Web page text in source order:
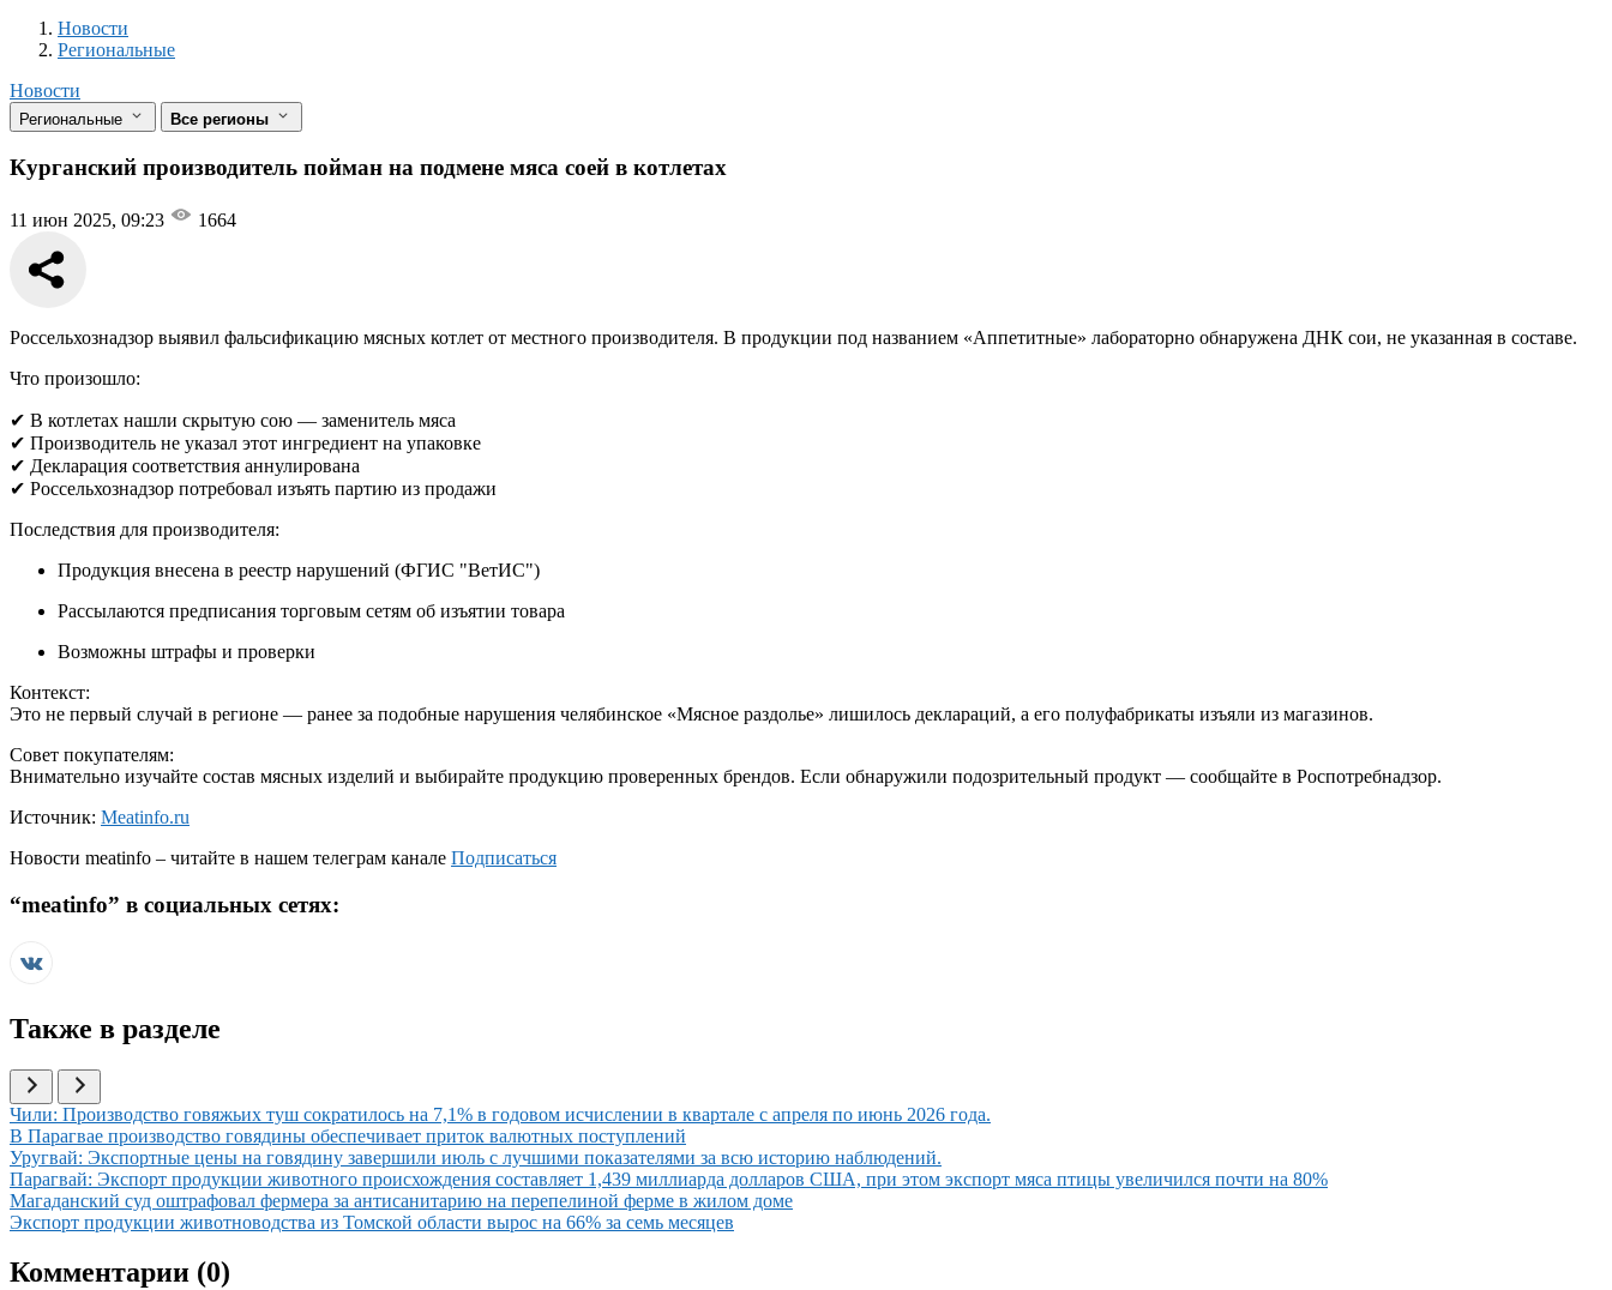
Новости
Разделы
Новости
Региональные
Новости
Региональные Все регионы
Курганский производитель пойман на подмене мяса соей в котлетах
11 июн 2025, 09:23 1664
Россельхознадзор выявил фальсификацию мясных котлет от местного производителя. В продукции под названием «Аппетитные» лабораторно обнаружена ДНК сои, не указанная в составе.
Что произошло:
✔ В котлетах нашли скрытую сою — заменитель мяса
✔ Производитель не указал этот ингредиент на упаковке
✔ Декларация соответствия аннулирована
✔ Россельхознадзор потребовал изъять партию из продажи
Последствия для производителя:
Продукция внесена в реестр нарушений (ФГИС "ВетИС")
Рассылаются предписания торговым сетям об изъятии товара
Возможны штрафы и проверки
Контекст:
Это не первый случай в регионе — ранее за подобные нарушения челябинское «Мясное раздолье» лишилось деклараций, а его полуфабрикаты изъяли из магазинов.
Совет покупателям:
Внимательно изучайте состав мясных изделий и выбирайте продукцию проверенных брендов. Если обнаружили подозрительный продукт — сообщайте в Роспотребнадзор.
Источник: Meatinfo.ru
Новости meatinfo – читайте в нашем телеграм канале Подписаться
“meatinfo” в социальных сетях:
Также в разделе
Иллюстрация новости
Чили: Производство говяжьих туш сократилось на 7,1% в годовом исчислении в квартале с апреля по июнь 2026 года.
Иллюстрация новости
В Парагвае производство говядины обеспечивает приток валютных поступлений
Иллюстрация новости
Уругвай: Экспортные цены на говядину завершили июль с лучшими показателями за всю историю наблюдений.
Иллюстрация новости
Парагвай: Экспорт продукции животного происхождения составляет 1,439 миллиарда долларов США, при этом экспорт мяса птицы увеличился почти на 80%
Иллюстрация новости
Магаданский суд оштрафовал фермера за антисанитарию на перепелиной ферме в жилом доме
Иллюстрация новости
Экспорт продукции животноводства из Томской области вырос на 66% за семь месяцев
Комментарии (0)